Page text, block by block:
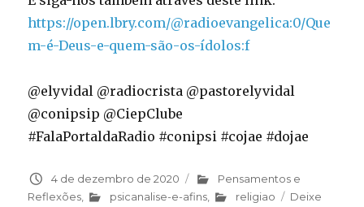
https://open.lbry.com/@radioevangelica:0/Que
m-é-Deus-e-quem-são-os-ídolos:f
@elyvidal @radiocrista @pastorelyvidal
@conipsip @CiepClube
#FalaPortaldaRadio #conipsi #cojae #dojae
Publicado
em
4 de dezembro de 2020 Categorias
Pensamentos e
Reflexões
psicanalise-e-afins religiao
Deixe